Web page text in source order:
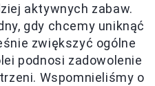
aktywnych zabaw.
gdy chcemy uniknąć
zwiększyć ogólne
podnosi zadowolenie
Wspomnieliśmy o